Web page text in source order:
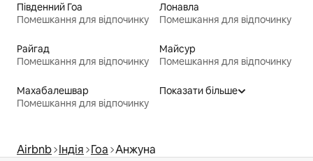
Південний Гоа
Помешкання для відпочинку
Лонавла
Помешкання для відпочинку
Райгад
Помешкання для відпочинку
Майсур
Помешкання для відпочинку
Махабалешвар
Помешкання для відпочинку
Показати більше
Airbnb Індія Гоа Анжуна